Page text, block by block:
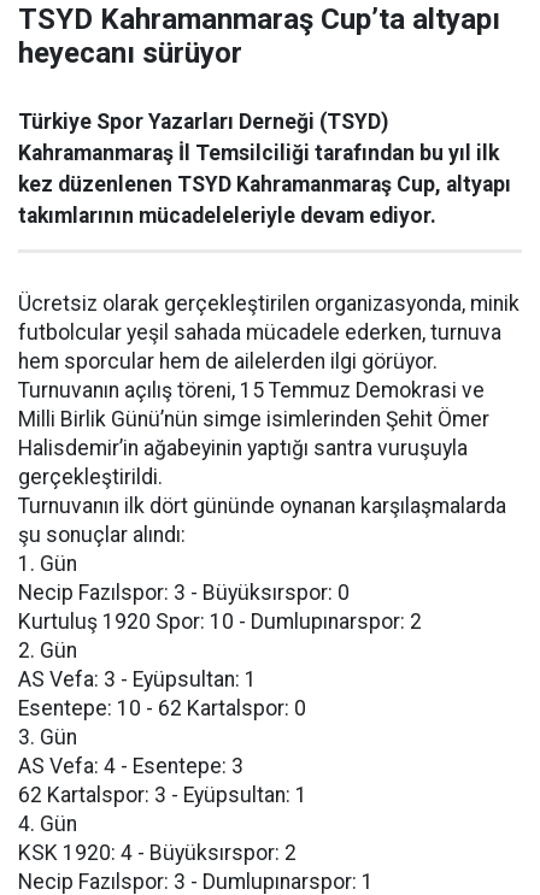
TSYD Kahramanmaraş Cup’ta altyapı
heyecanı sürüyor
Türkiye Spor Yazarları Derneği (TSYD)
Kahramanmaraş İl Temsilciliği tarafından bu yıl ilk
kez düzenlenen TSYD Kahramanmaraş Cup, altyapı
takımlarının mücadeleleriyle devam ediyor.
Ücretsiz olarak gerçekleştirilen organizasyonda, minik
futbolcular yeşil sahada mücadele ederken, turnuva
hem sporcular hem de ailelerden ilgi görüyor.
Turnuvanın açılış töreni, 15 Temmuz Demokrasi ve
Milli Birlik Günü’nün simge isimlerinden Şehit Ömer
Halisdemir’in ağabeyinin yaptığı santra vuruşuyla
gerçekleştirildi.
Turnuvanın ilk dört gününde oynanan karşılaşmalarda
şu sonuçlar alındı:
1. Gün
Necip Fazılspor: 3 - Büyüksırspor: 0
Kurtuluş 1920 Spor: 10 - Dumlupınarspor: 2
2. Gün
AS Vefa: 3 - Eyüpsultan: 1
Esentepe: 10 - 62 Kartalspor: 0
3. Gün
AS Vefa: 4 - Esentepe: 3
62 Kartalspor: 3 - Eyüpsultan: 1
4. Gün
KSK 1920: 4 - Büyüksırspor: 2
Necip Fazılspor: 3 - Dumlupınarspor: 1